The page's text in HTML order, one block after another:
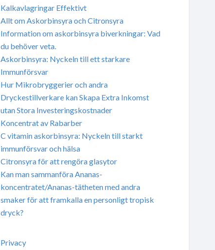
Kalkavlagringar Effektivt
Allt om Askorbinsyra och Citronsyra
Information om askorbinsyra biverkningar: Vad
du behöver veta.
Askorbinsyra: Nyckeln till ett starkare
Immunförsvar
Hur Mikrobryggerier och andra
Dryckestillverkare kan Skapa Extra Inkomst
utan Stora Investeringskostnader
Koncentrat av Rabarber
C vitamin askorbinsyra: Nyckeln till starkt
immunförsvar och hälsa
Citronsyra för att rengöra glasytor
Kan man sammanföra Ananas-
koncentratet/Ananas-tätheten med andra
smaker för att framkalla en personligt tropisk
dryck?
Privacy